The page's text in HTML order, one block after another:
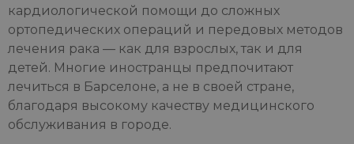
кардиологической помощи до сложных
ортопедических операций и передовых методов
лечения рака — как для взрослых, так и для
детей. Многие иностранцы предпочитают
лечиться в Барселоне, а не в своей стране,
благодаря высокому качеству медицинского
обслуживания в городе.